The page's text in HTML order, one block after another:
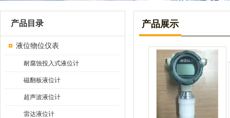
产品目录
液位物位仪表
耐腐蚀投入式液位计
磁翻板液位计
超声波液位计
雷达液位计
产品展示